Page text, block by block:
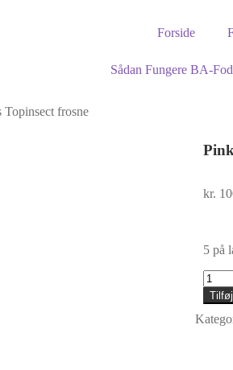
Forside
Sådan Fungere BA-
Topinsect frosne
kr.
5 på